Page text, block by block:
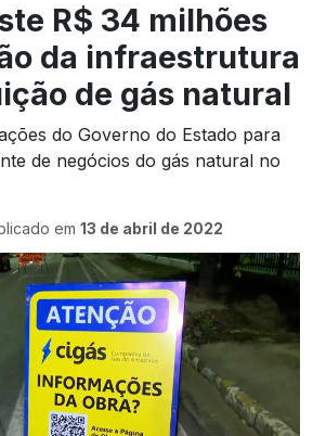
R$ 34 milhões
da infraestrutura
de gás natural
do Governo do Estado para
de negócios do gás natural no
em 13 de abril de 2022